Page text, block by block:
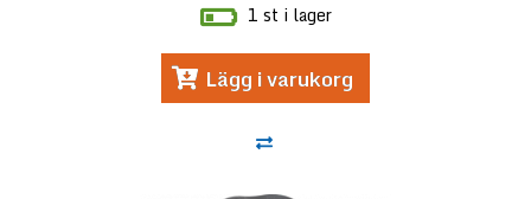
1 st i lager
Lägg i varukorg